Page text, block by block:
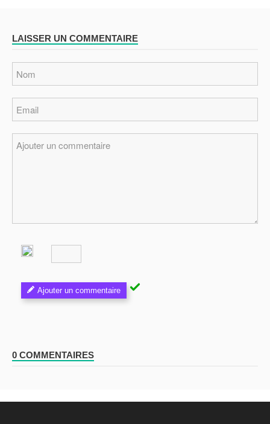
LAISSER UN COMMENTAIRE
Ajouter un commentaire
0 COMMENTAIRES